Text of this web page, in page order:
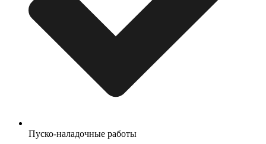
Пуско-наладочные работы